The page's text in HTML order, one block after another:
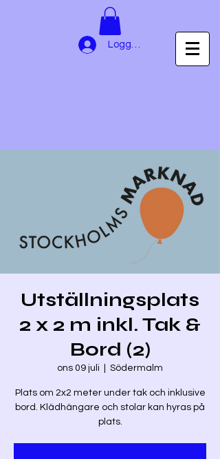
Logga in
Utställningsplats
2 x 2 m inkl. Tak &
Bord (2)
ons 09 juli Södermalm
Plats om 2x2 meter under tak och inklusive
bord. Klädhängare och stolar kan hyras på
plats.